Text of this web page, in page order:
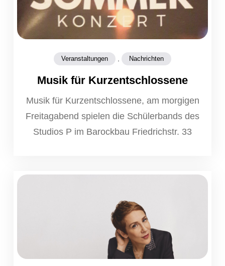
Veranstaltungen Nachrichten
Musik für Kurzentschlossene
Musik für Kurzentschlossene, am morgigen
Freitagabend spielen die Schülerbands des
Studios P im Barockbau Friedrichstr. 33